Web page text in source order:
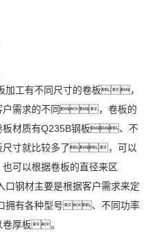
工有不同尺寸的卷板，
需求的不同，卷板的
材质有Q235B钢板、不
寸就比较多了，可以
可以根据卷板的直径来区
钢材主要是根据客户需求来定
拥有各种型号、不同功率
卷厚板。